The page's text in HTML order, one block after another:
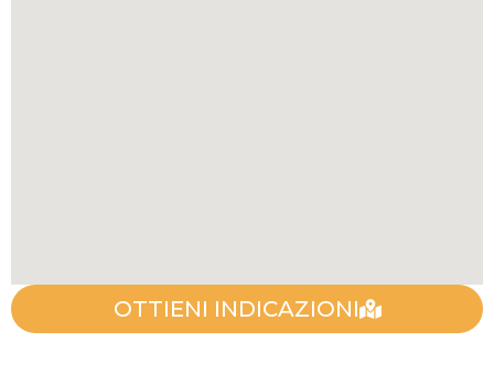
OTTIENI INDICAZIONI